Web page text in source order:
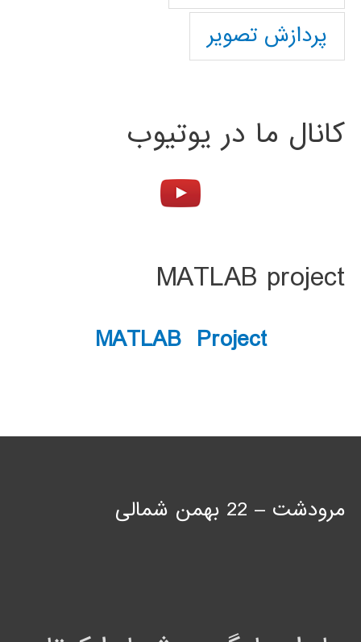
پردازش تصویر
کانال ما در یوتیوب
MATLAB project
MATLAB Project
مرودشت – 22 بهمن شمالی